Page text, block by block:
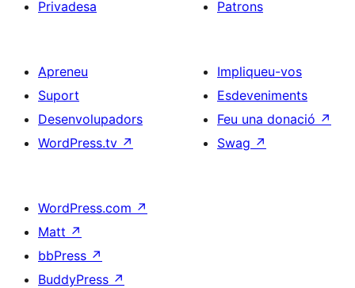
Privadesa
Patrons
Apreneu
Suport
Desenvolupadors
WordPress.tv ↗
Impliqueu-vos
Esdeveniments
Feu una donació ↗
Swag ↗
WordPress.com ↗
Matt ↗
bbPress ↗
BuddyPress ↗